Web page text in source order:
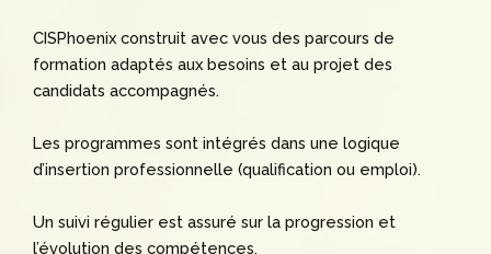
CISPhoenix construit avec vous des parcours de
formation adaptés aux besoins et au projet des
candidats accompagnés.
Les programmes sont intégrés dans une logique
d’insertion professionnelle (qualification ou emploi).
Un suivi régulier est assuré sur la progression et
l’évolution des compétences.